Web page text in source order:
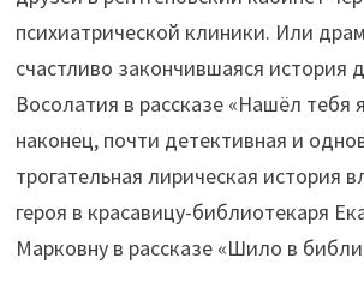
психиатрической клиники. Или
счастливо закончившаяся история
Восолатия в рассказе «Нашёл
наконец, почти детективная и
трогательная лирическая история
героя в красавицу-библиотекаря
Марковну в рассказе «Шило в